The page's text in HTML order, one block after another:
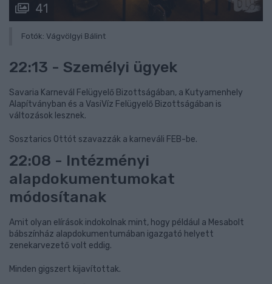
41
Fotók: Vágvölgyi Bálint
22:13 - Személyi ügyek
Savaria Karnevál Felügyelő Bizottságában, a Kutyamenhely
Alapítványban és a VasiVíz Felügyelő Bizottságában is
változások lesznek.
Sosztarics Ottót szavazzák a karneváli FEB-be.
22:08 - Intézményi
alapdokumentumokat
módosítanak
Amit olyan elírások indokolnak mint, hogy például a Mesabolt
bábszínház alapdokumentumában igazgató helyett
zenekarvezető volt eddig.
Minden gigszert kijavítottak.